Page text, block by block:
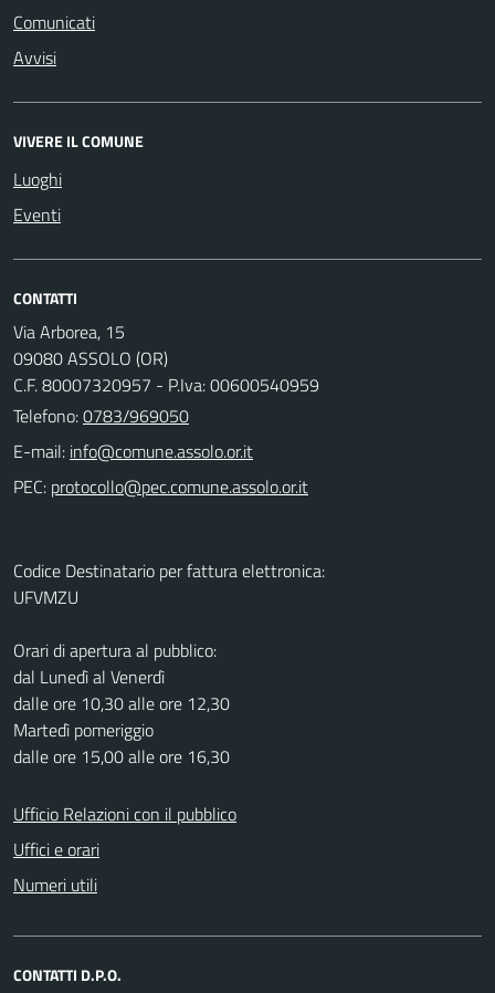
Comunicati
Avvisi
VIVERE IL COMUNE
Luoghi
Eventi
CONTATTI
Via Arborea, 15
09080 ASSOLO (OR)
C.F. 80007320957 - P.Iva: 00600540959
Telefono:0783/969050
E-mail:
PEC:
Codice Destinatario per fattura elettronica:
UFVMZU
Orari di apertura al pubblico:
dal Lunedì al Venerdì
dalle ore 10,30 alle ore 12,30
Martedì pomeriggio
dalle ore 15,00 alle ore 16,30
Ufficio Relazioni con il pubblico
Uffici e orari
Numeri utili
CONTATTI D.P.O.